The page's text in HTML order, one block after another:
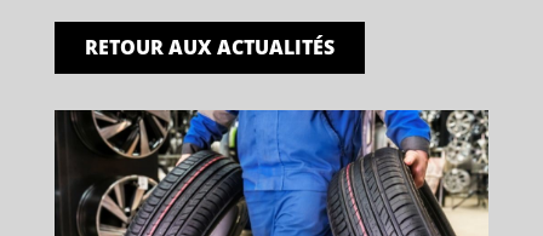
RETOUR AUX ACTUALITÉS